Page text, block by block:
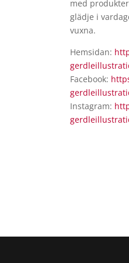
med
glädje i
vuxna.
Hemsidan:
Facebook:
Instagram: